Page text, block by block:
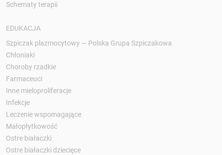
Schematy terapii
EDUKACJA
Szpiczak plazmocytowy — Polska Grupa Szpiczakowa
Chłoniaki
Choroby rzadkie
Farmaceuci
Inne mieloproliferacje
Infekcje
Leczenie wspomagające
Małopłytkowość
Ostre białaczki
Ostre białaczki dziecięce